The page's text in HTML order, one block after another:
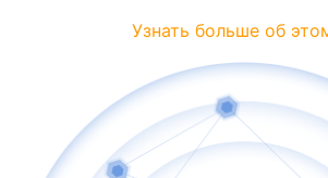
Узнать больше об